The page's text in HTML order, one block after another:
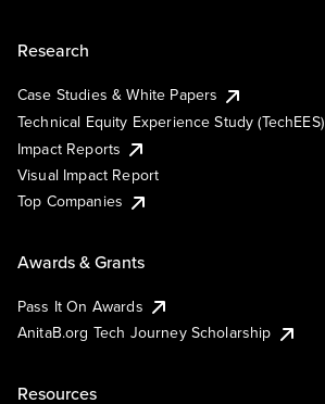
Research
Case Studies & White Papers
Technical Equity Experience Study (TechEES)
Impact Reports
Visual Impact Report
Top Companies
Awards & Grants
Pass It On Awards
AnitaB.org Tech Journey Scholarship
Resources